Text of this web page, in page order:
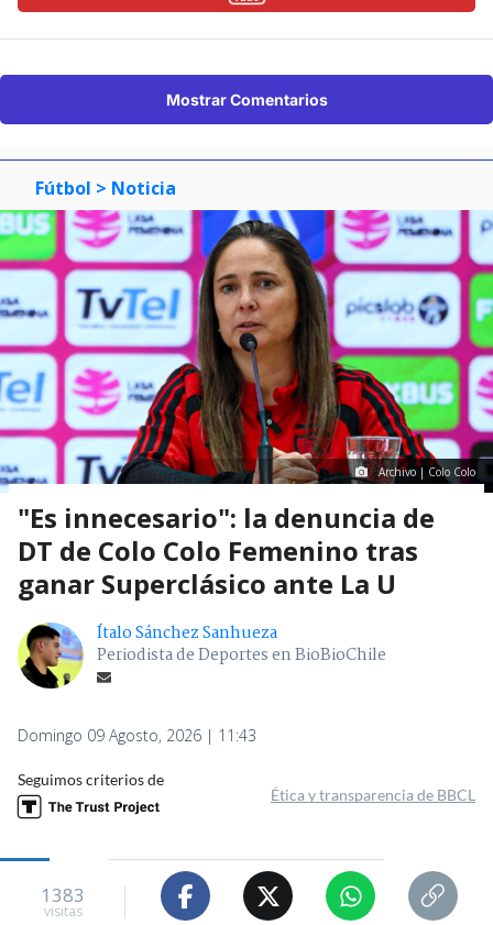
Mostrar Comentarios
Fútbol > Noticia
Archivo | Colo Colo
"Es innecesario": la denuncia de
DT de Colo Colo Femenino tras
ganar Superclásico ante La U
Ítalo Sánchez Sanhueza
Periodista de Deportes en BioBioChile
Domingo 09 Agosto, 2026 | 11:43
Seguimos criterios de
Ética y transparencia de BBCL
1383
visitas